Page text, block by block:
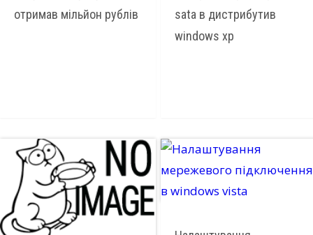
отримав мільйон рублів
sata в дистрибутив
windows хр